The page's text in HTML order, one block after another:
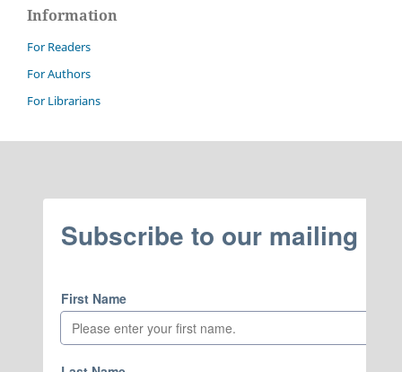
Information
For Readers
For Authors
For Librarians